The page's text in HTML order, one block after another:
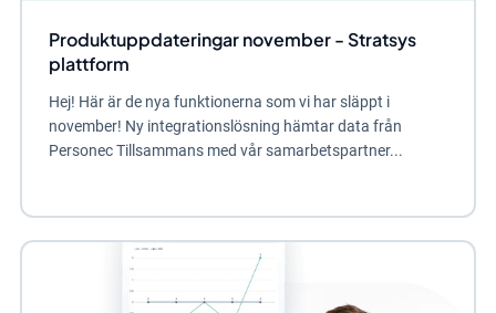
Produktuppdateringar november - Stratsys
plattform
Hej! Här är de nya funktionerna som vi har släppt i
november! Ny integrationslösning hämtar data från
Personec Tillsammans med vår samarbetspartner...